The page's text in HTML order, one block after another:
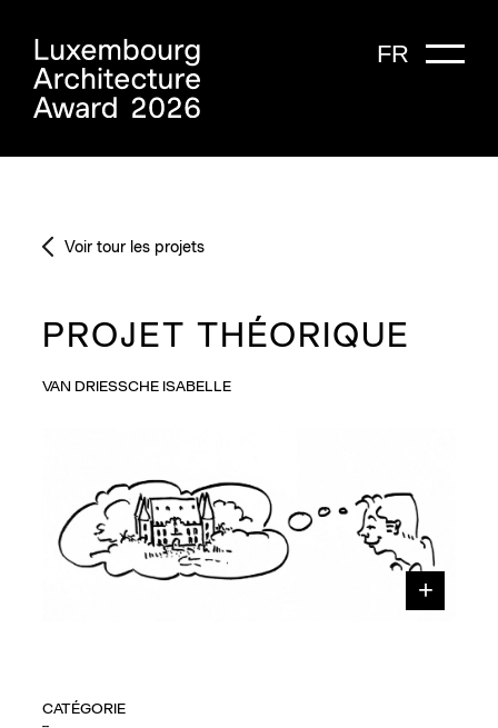
FR
Voir tour les projets
PROJET THÉORIQUE
VAN DRIESSCHE ISABELLE
CATÉGORIE